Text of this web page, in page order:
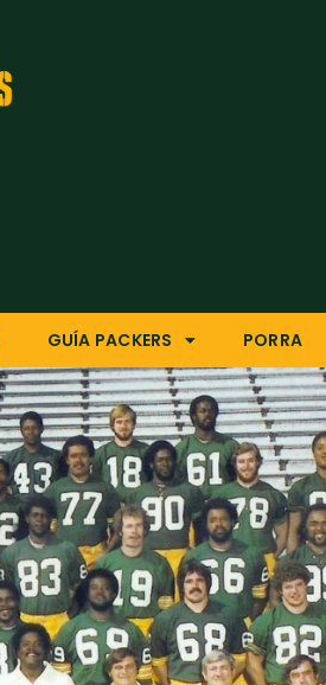
GUÍA PACKERS PORRA